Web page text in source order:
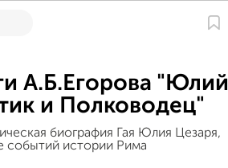
А.Б.Егорова "Юлий
и Полководец"
биография Гая Юлия Цезаря,
событий истории Рима